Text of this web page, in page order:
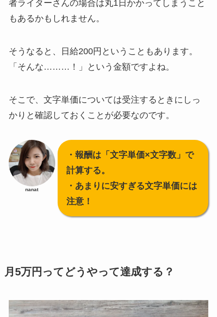
者ライターさんの場合は丸1日かかってしまうこと
もあるかもしれません。
そうなると、日給200円ということもあります。
「そんな………！」という金額ですよね。
そこで、文字単価については受注するときにしっ
かりと確認しておくことが必要なのです。
nanat
・報酬は「文字単価×文字数」で
計算する。
・あまりに安すぎる文字単価には
注意！
月5万円ってどうやって達成する？